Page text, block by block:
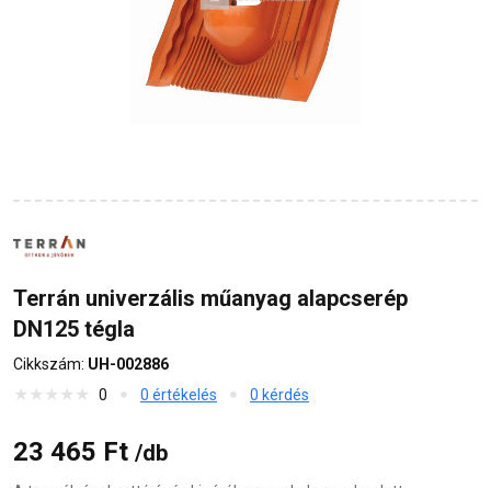
Terrán univerzális műanyag alapcserép
DN125 tégla
Cikkszám: UH-002886
0
0 értékelés 0 kérdés
23 465 Ft /db